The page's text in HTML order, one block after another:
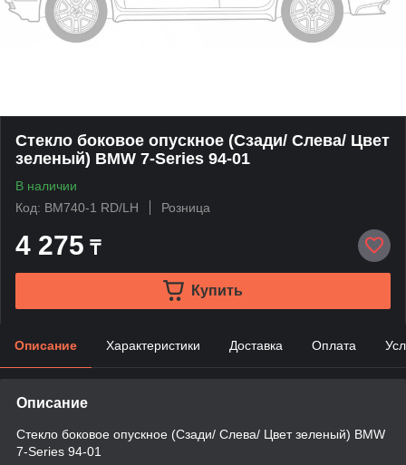
Стекло боковое опускное (Сзади/ Слева/ Цвет
зеленый) BMW 7-Series 94-01
В наличии
Код: BM740-1 RD/LH
Розница
4 275 ₸
Купить
Описание Характеристики Доставка Оплата
Описание
Стекло боковое опускное (Сзади/ Слева/ Цвет зеленый) BMW
7-Series 94-01